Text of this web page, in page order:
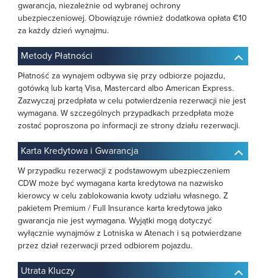
gwarancja, niezależnie od wybranej ochrony
ubezpieczeniowej. Obowiązuje również dodatkowa opłata €10
za każdy dzień wynajmu.
Metody Płatności
Płatność za wynajem odbywa się przy odbiorze pojazdu,
gotówką lub kartą Visa, Mastercard albo American Express.
Zazwyczaj przedpłata w celu potwierdzenia rezerwacji nie jest
wymagana. W szczególnych przypadkach przedpłata może
zostać poproszona po informacji ze strony działu rezerwacji.
Karta Kredytowa i Gwarancja
W przypadku rezerwacji z podstawowym ubezpieczeniem
CDW może być wymagana karta kredytowa na nazwisko
kierowcy w celu zablokowania kwoty udziału własnego. Z
pakietem Premium / Full Insurance karta kredytowa jako
gwarancja nie jest wymagana. Wyjątki mogą dotyczyć
wyłącznie wynajmów z Lotniska w Atenach i są potwierdzane
przez dział rezerwacji przed odbiorem pojazdu.
Utrata Kluczy